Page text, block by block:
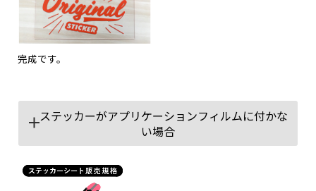
完成です。
ステッカーがアプリケーションフィルムに付かな
い場合